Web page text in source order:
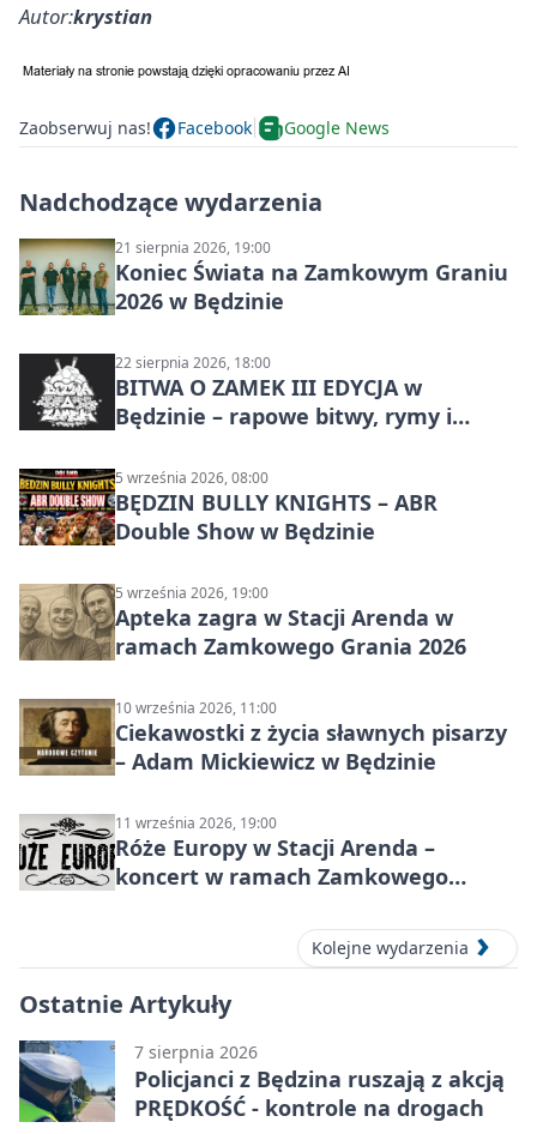
Autor:krystian
Zaobserwuj nas! Facebook Google News
Nadchodzące wydarzenia
21 sierpnia 2026, 19:00
Koniec Świata na Zamkowym Graniu
2026 w Będzinie
22 sierpnia 2026, 18:00
BITWA O ZAMEK III EDYCJA w
Będzinie – rapowe bitwy, rymy i
5 września 2026, 08:00
BĘDZIN BULLY KNIGHTS – ABR
Double Show w Będzinie
5 września 2026, 19:00
Apteka zagra w Stacji Arenda w
ramach Zamkowego Grania 2026
10 września 2026, 11:00
Ciekawostki z życia sławnych pisarzy
– Adam Mickiewicz w Będzinie
11 września 2026, 19:00
Róże Europy w Stacji Arenda –
koncert w ramach Zamkowego
Kolejne wydarzenia
Ostatnie Artykuły
7 sierpnia 2026
Policjanci z Będzina ruszają z akcją
PRĘDKOŚĆ - kontrole na drogach